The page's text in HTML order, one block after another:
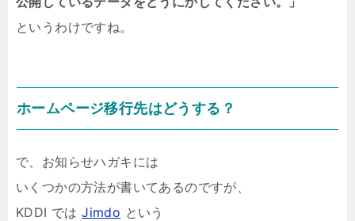
というわけですね。
ホームページ移行先はどうする？
で、お知らせハガキには
いくつかの方法が書いてあるのですが、
KDDI ではJimdo という